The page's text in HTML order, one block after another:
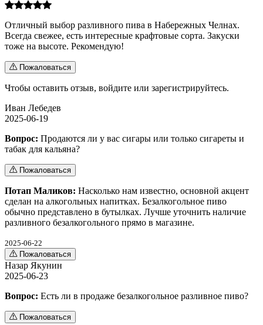
Отличный выбор разливного пива в Набережных Челнах.
Всегда свежее, есть интересные крафтовые сорта. Закуски
тоже на высоте. Рекомендую!
Пожаловаться
Чтобы оставить отзыв, войдите или зарегистрируйтесь.
Иван Лебедев
2025-06-19
Вопрос: Продаются ли у вас сигары или только сигареты и
табак для кальяна?
Пожаловаться
Потап Маликов: Насколько нам известно, основной акцент
сделан на алкогольных напитках. Безалкогольное пиво
обычно представлено в бутылках. Лучше уточнить наличие
разливного безалкогольного прямо в магазине.
2025-06-22
Пожаловаться
Назар Якунин
2025-06-23
Вопрос: Есть ли в продаже безалкогольное разливное пиво?
Пожаловаться